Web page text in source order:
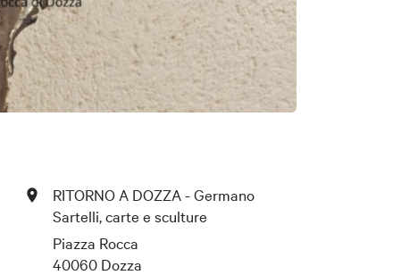
RITORNO A DOZZA - Germano
Sartelli, carte e sculture
Piazza Rocca
40060 Dozza